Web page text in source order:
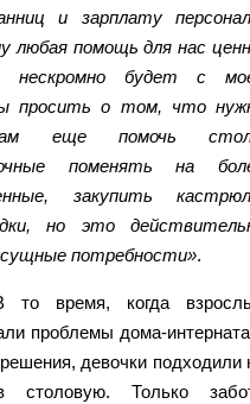
и зарплату
любая помощь для нас
нескромно будет с
просить о том, что
еще помочь
поменять на
закупить
но это
потребности».
то время, когда
проблемы дома-
девочки подходили
столовую. Только